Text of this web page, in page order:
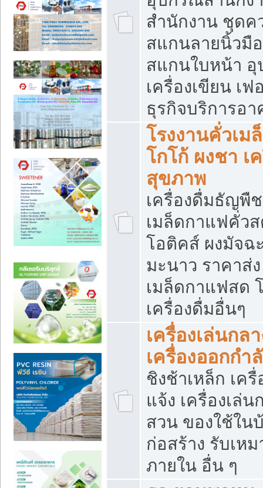
สำนักงาน ชุดค
สแกนลายนิ้วมื
สแกนใบหน้า
เครื่องเขียน เ
ธุรกิจบริการอ
โรงงานคั่วเม
โกโก้ ผงชา เ
สุขภาพ
เครื่องดื่มธัญพื
เมล็ดกาแฟคั่ว
โอติคส์ ผงมัจฉ
มะนาว ราคาส่
เมล็ดกาแฟสด
เครื่องดื่มอื่นๆ
เครื่องเล่นกล
เครื่องออกกำ
ชิงช้าเหล็ก เค
แจ้ง เครื่องเล่น
สวน ของใช้ใน
ก่อสร้าง รับเห
ภายใน อื่น ๆ